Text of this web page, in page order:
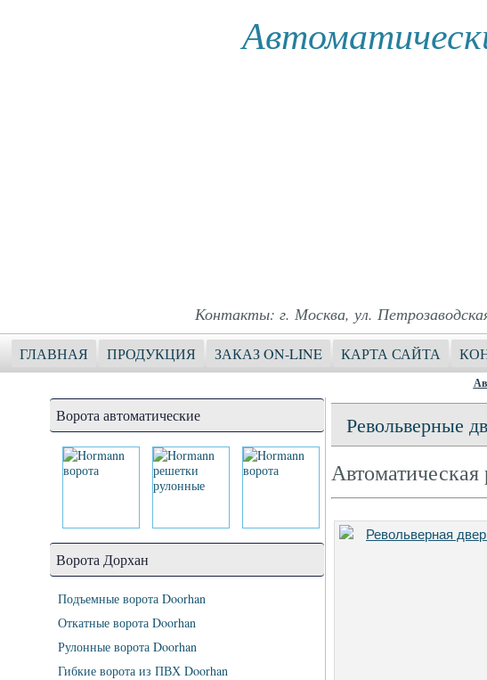
Контакты: г. Москва, ул.
ГЛАВНАЯ ПРОДУКЦИЯ ЗАКАЗ ON-LINE КАРТА САЙТА
Ворота автоматические
Ворота Дорхан
Подъемные ворота Doorhan
Откатные ворота Doorhan
Рулонные ворота Doorhan
Гибкие ворота из ПВХ Doorhan
Револьверные